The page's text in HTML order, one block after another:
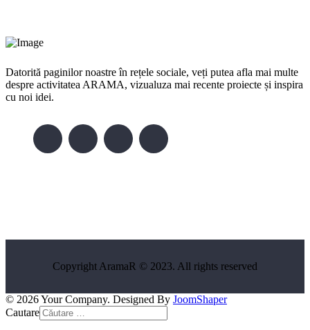
Datorită paginilor noastre în rețele sociale, veți putea afla mai multe
despre activitatea ARAMA, vizualuza mai recente proiecte și inspira
cu noi idei.
Copyright AramaR © 2023. All rights reserved
© 2026 Your Company. Designed By JoomShaper
Cautare